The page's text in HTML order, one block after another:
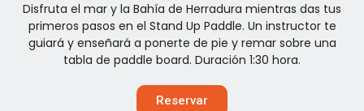
Disfruta el mar y la Bahía de Herradura mientras das tus
primeros pasos en el Stand Up Paddle. Un instructor te
guiará y enseñará a ponerte de pie y remar sobre una
tabla de paddle board. Duración 1:30 hora.
Reservar